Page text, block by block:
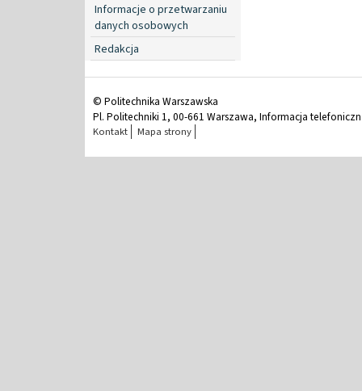
Informacje o przetwarzaniu
danych osobowych
Redakcja
© Politechnika Warszawska
Pl. Politechniki 1, 00-661 Warszawa, Informacja
Kontakt Mapa strony